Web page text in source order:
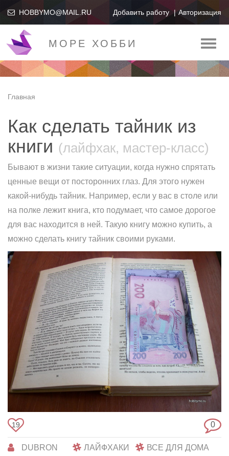
HOBBYMO@MAIL.RU Добавить работу Авторизация
МОРЕ ХОББИ
Главная
Как сделать тайник из
книги (лайфхак, мастер-класс)
Бывают в жизни такие ситуации, когда нужно спрятать
ценные вещи от посторонних глаз. Для этого нужен
какой-нибудь тайник. Например, если у вас в столе или
на полке лежит книга, кто подумает, что самое дорогое
для вас находится в ней. Такую книгу можно купить, а
можно сделать книгу тайник своими руками.
19 0
DUBRON ЛАЙФХАКИ ВСЕ ДЛЯ ДОМА